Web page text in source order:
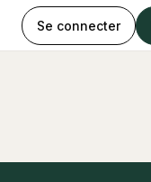
Se connecter